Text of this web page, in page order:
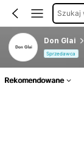
Szukaj
Don Glai
Sprzedawca
Rekomendowane